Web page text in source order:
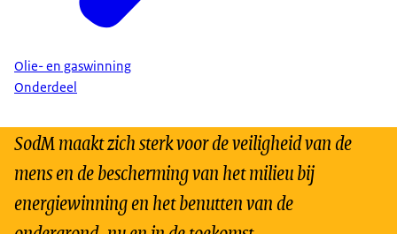
Olie- en gaswinning
Onderdeel
SodM maakt zich sterk voor de veiligheid van de
mens en de bescherming van het milieu bij
energiewinning en het benutten van de